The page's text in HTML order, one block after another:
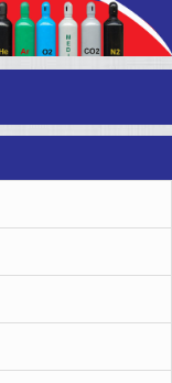
Trang 2